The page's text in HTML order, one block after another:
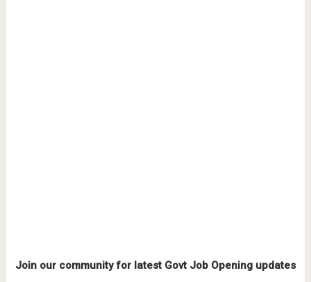
Join our community for latest Govt Job Opening updates